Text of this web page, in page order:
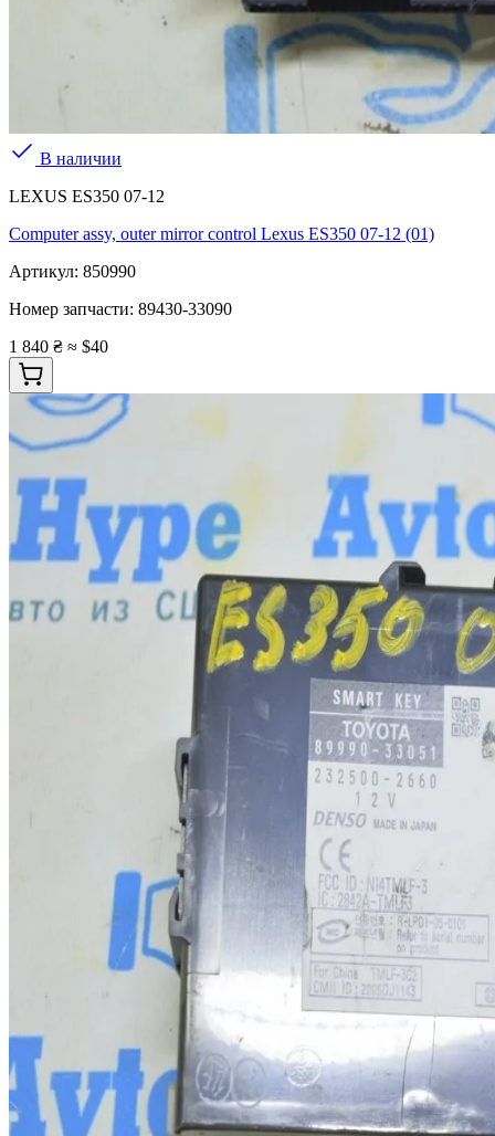
В наличии
LEXUS ES350 07-12
Computer assy, outer mirror control Lexus ES350 07-12 (01)
Артикул: 850990
Номер запчасти: 89430-33090
1 840 ₴ ≈ $40